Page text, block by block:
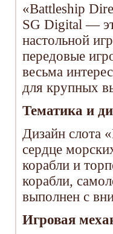
«Battleship
SG Digital —
настольной
передовые
весьма
для крупных
Тематика и
Дизайн слота
сердце
корабли и
корабли,
выполнен с
Игровая